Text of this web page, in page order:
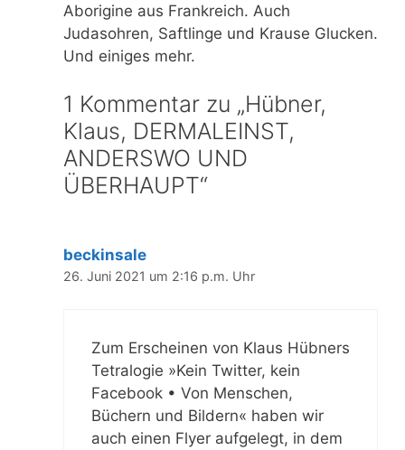
Aborigine aus Frankreich. Auch
Judasohren, Saftlinge und Krause Glucken.
Und einiges mehr.
1 Kommentar zu „Hübner,
Klaus, DERMALEINST,
ANDERSWO UND
ÜBERHAUPT“
beckinsale
26. Juni 2021 um 2:16 p.m. Uhr
Zum Erscheinen von Klaus Hübners
Tetralogie »Kein Twitter, kein
Facebook • Von Menschen,
Büchern und Bildern« haben wir
auch einen Flyer aufgelegt, in dem